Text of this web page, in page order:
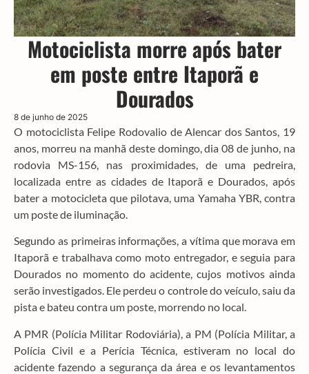
Motociclista morre após bater
em poste entre Itaporã e
Dourados
8 de junho de 2025
O motociclista Felipe Rodovalio de Alencar dos Santos, 19
anos, morreu na manhã deste domingo, dia 08 de junho, na
rodovia MS-156, nas proximidades, de uma pedreira,
localizada entre as cidades de Itaporã e Dourados, após
bater a motocicleta que pilotava, uma Yamaha YBR, contra
um poste de iluminação.
Segundo as primeiras informações, a vítima que morava em
Itaporã e trabalhava como moto entregador, e seguia para
Dourados no momento do acidente, cujos motivos ainda
serão investigados. Ele perdeu o controle do veículo, saiu da
pista e bateu contra um poste, morrendo no local.
A PMR (Polícia Militar Rodoviária), a PM (Polícia Militar, a
Polícia Civil e a Perícia Técnica, estiveram no local do
acidente fazendo a segurança da área e os levantamentos